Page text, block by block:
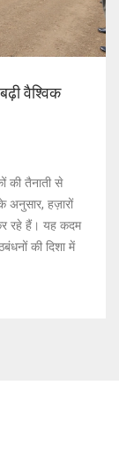
वैश्विक
की तैनाती से
अनुसार, हज़ारों
कर रहे हैं। यह कदम
की दिशा में